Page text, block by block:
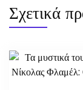
Σχετικά